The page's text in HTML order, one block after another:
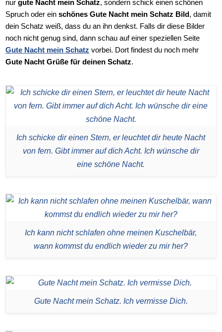
nurgute Nacht mein Schatz, sondern schick einen schönen
Spruch oder einschönes Gute Nacht mein Schatz Bild, damit
dein Schatz weiß, dass du an ihn denkst. Falls dir diese Bilder
noch nicht genug sind, dann schau auf einer speziellen Seite
Gute Nacht mein Schatz vorbei. Dort findest du noch mehr
Gute Nacht Grüße für deinen Schatz.
Ich schicke dir einen Stern, er leuchtet dir heute Nacht
von fern. Gibt immer auf dich Acht. Ich wünsche dir
eine schöne Nacht.
Ich kann nicht schlafen ohne meinen Kuschelbär,
wann kommst du endlich wieder zu mir her?
Gute Nacht mein Schatz. Ich vermisse Dich.